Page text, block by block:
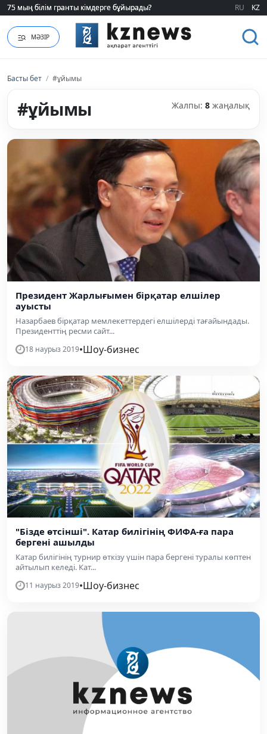
75 мың білім гранты кімдерге бұйырады?
75 мың білім гранты кімдерге бұйырады? RU KZ
МӘЗІР
Басты бет / #ұйымы
#ұйымы Жалпы: 8 жаңалық
Президент Жарлығымен бірқатар елшілер
ауысты
Назарбаев бірқатар мемлекеттердегі елшілерді тағайындады.
Президенттің ресми сайт...
18 наурыз 2019•Шоу-бизнес
"Бізде өтсінші". Катар билігінің ФИФА-ға пара
бергені ашылды
Катар билігінің турнир өткізу үшін пара бергені туралы көптен
айтылып келеді. Кат...
11 наурыз 2019•Шоу-бизнес